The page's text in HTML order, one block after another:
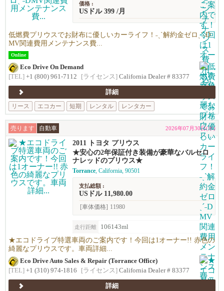
価格 :
USドル 399 /月
低燃費プリウスでお財布に優しいカーライフ！˗ˏˋ解約金ゼロˎˊ˗D
MV関連費用メンテナンス費...
Online
Eco Drive On Demand
[TEL] +1 (800) 961-7112 [ライセンス] California Dealer # 83377
詳細
リース
エコカー 短期 レンタル レンタカー
売ります 自動車 2026年07月30日(木)
2011 トヨタ プリウス
★安心の2年保証付き装備が豪華なバルセロ
ナレッドのプリウス★
Torrance, California, 90501
支払総額 :
USドル 11,980.00
[車体価格] 11980
走行距離 106143ml
★エコドライブ特選車両のご案内です！今回は1オーナー!! 赤色の
綺麗なプリウスです。車両詳細...
Eco Drive Auto Sales & Repair (Torrance Office)
[TEL] +1 (310) 974-1816 [ライセンス] California Dealer # 83377
詳細